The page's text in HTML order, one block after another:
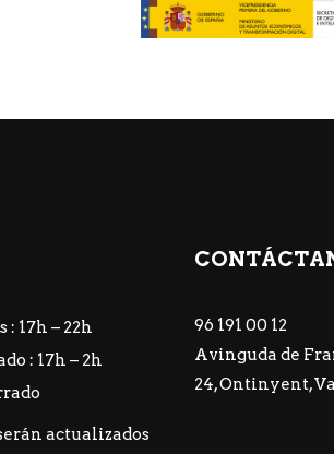
: 17h – 22h
: 17h – 2h
actualizados
96 191 00 12
Avinguda de
24, Ontinyent,